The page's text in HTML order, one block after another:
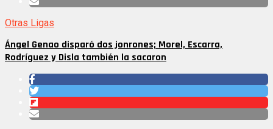
Otras Ligas
Ángel Genao disparó dos jonrones; Morel, Escarra,
Rodríguez y Disla también la sacaron